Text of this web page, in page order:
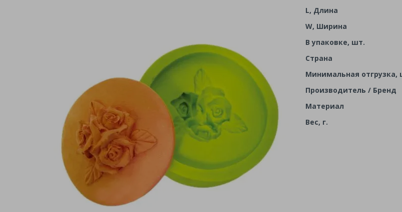
L, Длина
W, Ширина
В упаковке, шт.
Страна
Минимальная отгрузка,
Производитель / Бренд
Материал
Вес, г.